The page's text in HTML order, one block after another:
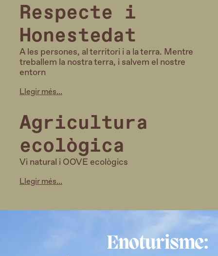
Respecte i
Honestedat
A les persones, al territori i a la terra. Mentre
treballem la nostra terra, i salvem el nostre
entorn
Llegir més...
Agricultura
ecològica
Vi natural i OOVE ecològics
Llegir més...
Enoturisme: